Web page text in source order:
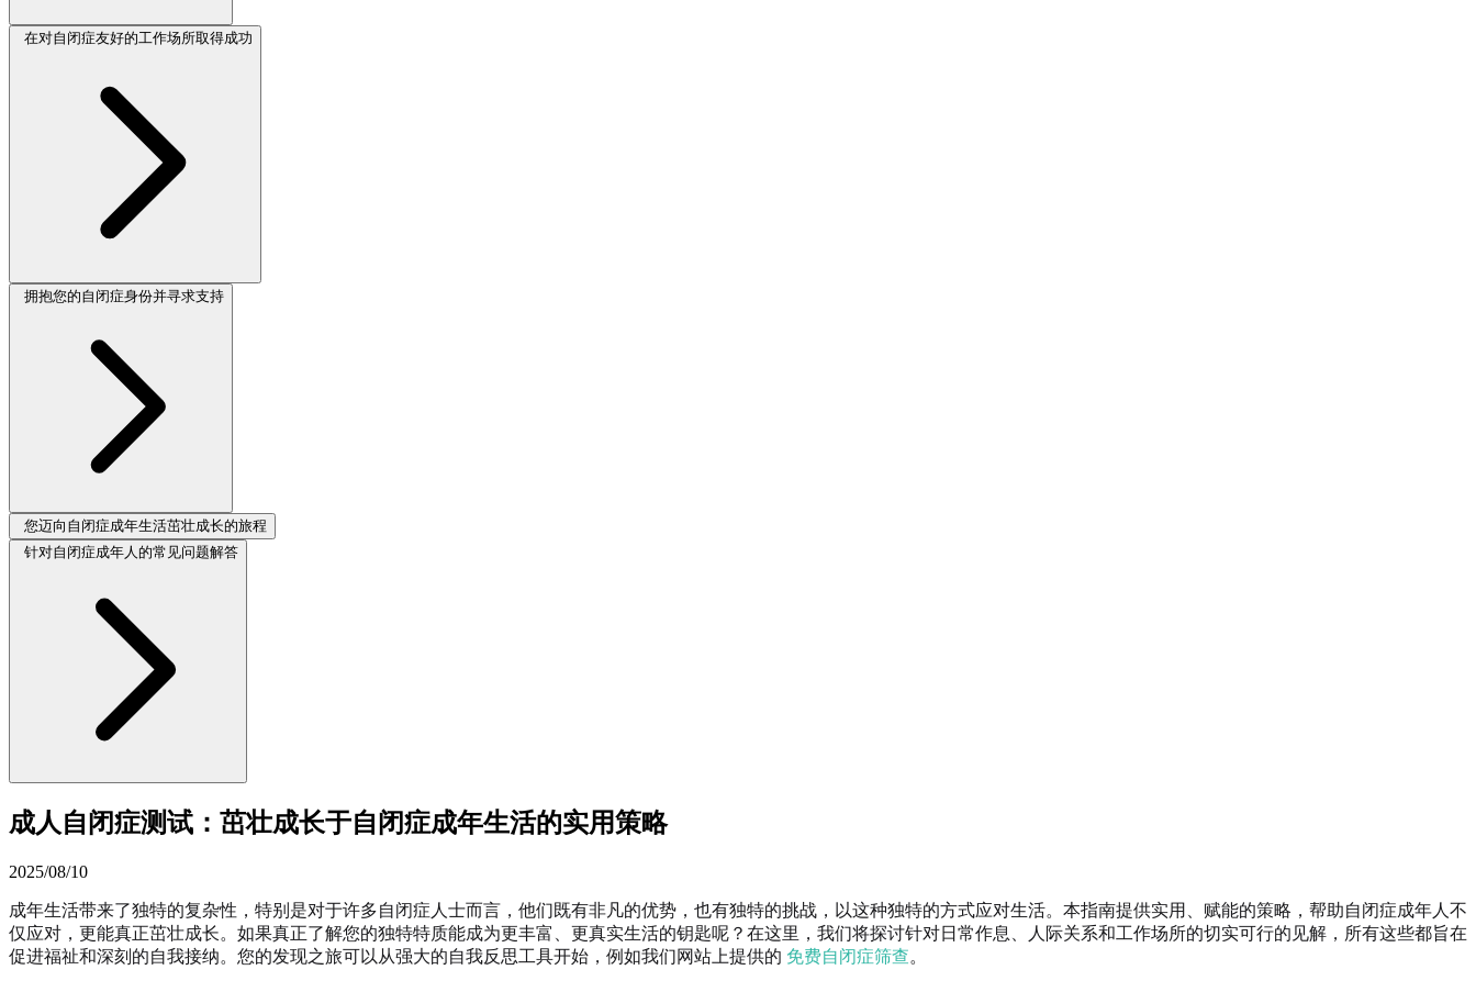
在对自闭症友好的工作场所取得成功
拥抱您的自闭症身份并寻求支持
您迈向自闭症成年生活茁壮成长的旅程
针对自闭症成年人的常见问题解答
成人自闭症测试：茁壮成长于自闭症成年生活的实用策略
2025/08/10
成年生活带来了独特的复杂性，特别是对于许多自闭症人士而言，他们既有非凡的优势，也有独特的挑战，以这种独特的方式应对生活。本指南提供实用、赋能的策略，帮助自闭症成年人不
仅应对，更能真正茁壮成长。如果真正了解您的独特特质能成为更丰富、更真实生活的钥匙呢？在这里，我们将探讨针对日常作息、人际关系和工作场所的切实可行的见解，所有这些都旨在
促进福祉和深刻的自我接纳。您的发现之旅可以从强大的自我反思工具开始，例如我们网站上提供的 免费自闭症筛查。